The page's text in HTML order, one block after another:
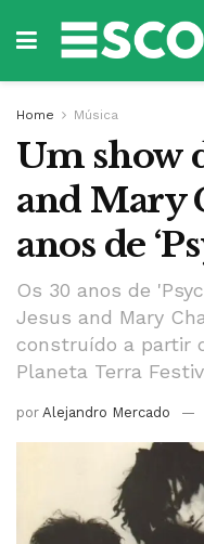
Home Música
Um show
and Mary
anos de
Os 30 anos de
Jesus and Mary
construído a partir
Planeta Terra
por Alejandro Mercado